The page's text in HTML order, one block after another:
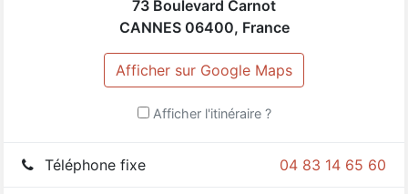
73 Boulevard Carnot
CANNES 06400, France
Afficher sur Google Maps
Afficher l'itinéraire ?
04 83 14 65 60
Téléphone fixe